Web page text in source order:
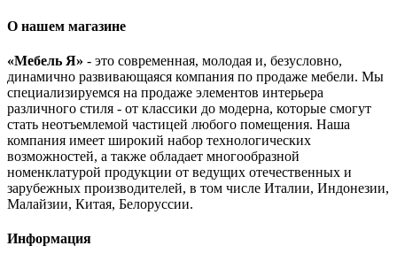
О нашем магазине
«Мебель Я» - это современная, молодая и, безусловно,
динамично развивающаяся компания по продаже мебели. Мы
специализируемся на продаже элементов интерьера
различного стиля - от классики до модерна, которые смогут
стать неотъемлемой частицей любого помещения. Наша
компания имеет широкий набор технологических
возможностей, а также обладает многообразной
номенклатурой продукции от ведущих отечественных и
зарубежных производителей, в том числе Италии, Индонезии,
Малайзии, Китая, Белоруссии.
Информация